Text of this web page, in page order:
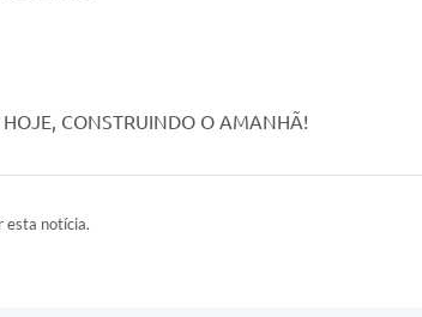
HOJE, CONSTRUINDO O AMANHÃ!
esta notícia.